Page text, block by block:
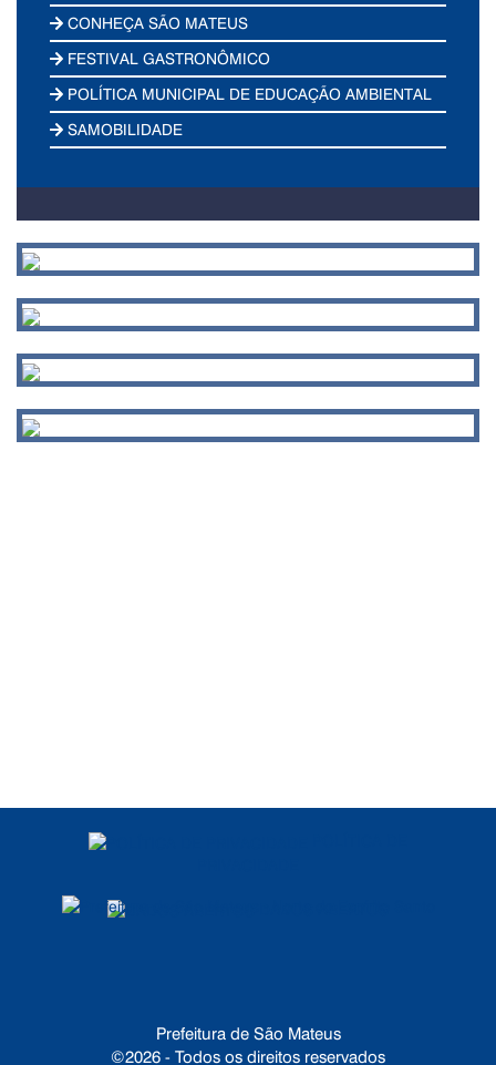
CONHEÇA SÃO MATEUS
FESTIVAL GASTRONÔMICO
POLÍTICA MUNICIPAL DE EDUCAÇÃO AMBIENTAL
SAMOBILIDADE
Prefeitura de São Mateus
©2026 - Todos os direitos reservados